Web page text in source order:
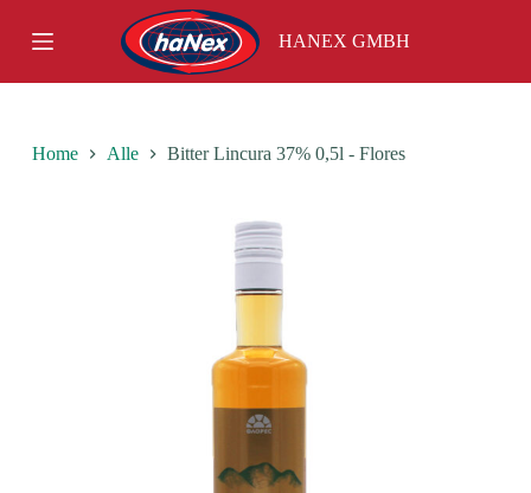
k
p
HANEX GMBH
Home Alle Bitter Lincura 37% 0,5l - Flores